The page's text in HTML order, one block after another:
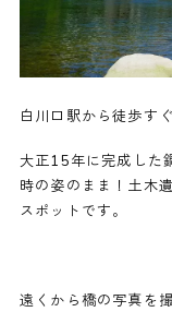
白川口駅から徒歩す
大正15年に完成した
時の姿のまま！土木
スポットです。
遠くから橋の写真を